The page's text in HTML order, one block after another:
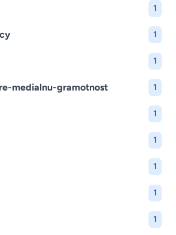
1
1
1
medialnu-gramotnost 1
1
1
1
1
1